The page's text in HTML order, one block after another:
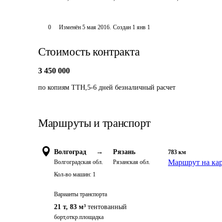
0 Изменён 5 мая 2016. Создан 1 янв 1
Стоимость контракта
3 450 000
по копиям ТТН,5-6 дней безналичный расчет
Маршруты и транспорт
Волгоград →
Волгоградская обл.
Рязань
Рязанская обл.
783 км
Маршрут на
Кол-во машин: 1
Варианты транспорта
21 т, 83 м³ тентованный
борт,откр.площадка